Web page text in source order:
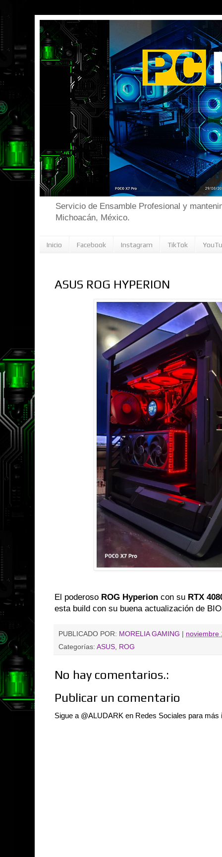
Servicio de Ensamble Profesional y
Michoacán, México.
Inicio Facebook Instagram TikTok
ASUS ROG HYPERION
El poderoso ROG Hyperion con su RTX
esta build con su buena actualización de
PUBLICADO POR: MORELIA GAMING | noviembre
Categorías: ASUS, ROG
No hay comentarios.:
Publicar un comentario
Sigue a @ALUDARK en Redes Sociales para más